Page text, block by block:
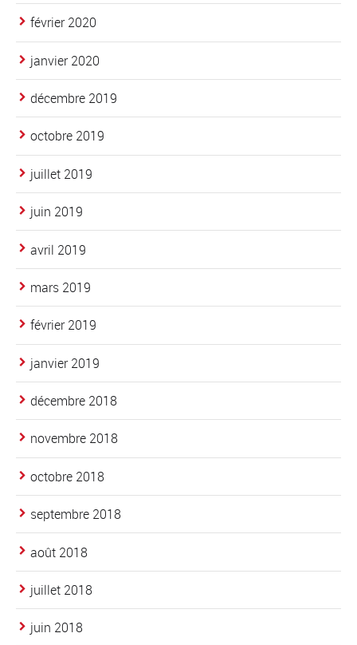
février 2020
janvier 2020
décembre 2019
octobre 2019
juillet 2019
juin 2019
avril 2019
mars 2019
février 2019
janvier 2019
décembre 2018
novembre 2018
octobre 2018
septembre 2018
août 2018
juillet 2018
juin 2018